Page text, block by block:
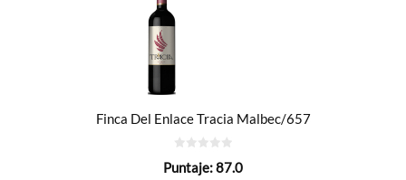
Finca Del Enlace Tracia Malbec/657
de
Puntaje:87.0